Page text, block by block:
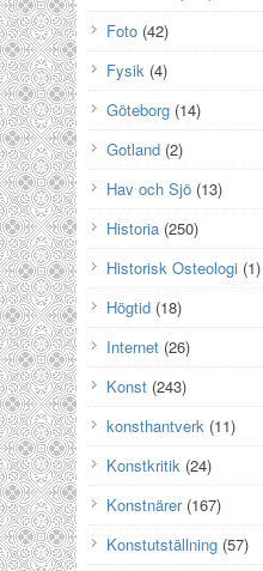
Foto (42)
Fysik (4)
Göteborg (14)
Gotland (2)
Hav och Sjö (13)
Historia (250)
Historisk Osteologi (1)
Högtid (18)
Internet (26)
Konst (243)
konsthantverk (11)
Konstkritik (24)
Konstnärer(167)
Konstutställning (57)